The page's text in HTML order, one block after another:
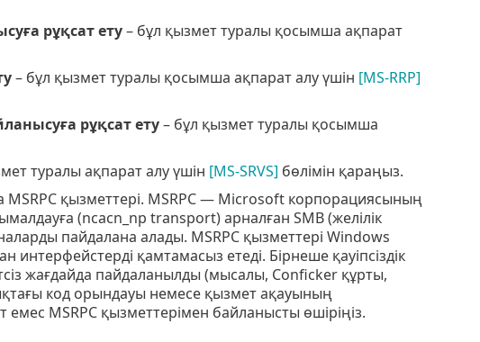
рұқсат ету– бұл қызмет туралы қосымша ақпарат
– бұл қызмет туралы қосымша ақпарат алу үшін [MS-RRP]
рұқсат ету– бұл қызмет туралы қосымша
туралы ақпарат алу үшін [MS-SRVS] бөлімін қараңыз.
қызметтері. MSRPC — Microsoft корпорациясының
(ncacn_np transport) арналған SMB (желілік
пайдалана алады. MSRPC қызметтері Windows
интерфейстерді қамтамасыз етеді. Бірнеше қауіпсіздік
жағдайда пайдаланылды (мысалы, Conficker құрты,
код орындауы немесе қызмет ақауының
MSRPC қызметтерімен байланысты өшіріңіз.